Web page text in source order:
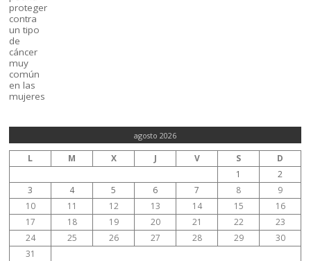
agosto 2026
L M X J V S
D
1
2
3
4 5 6 7 8
9
10
11 12 13 14 15
16
17
18 19 20 21 22
23
24
25 26 27 28 29
30
31